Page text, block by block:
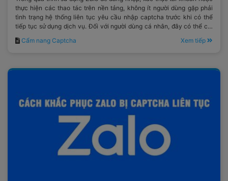
thực hiện các thao tác trên nền tảng, không ít người dùng gặp phải
tình trạng hệ thống liên tục yêu cầu nhập captcha trước khi có thể
tiếp tục sử dụng dịch vụ. Đối với người dùng cá nhân, đây có thể chỉ
Cẩm nang Captcha Xem tiếp